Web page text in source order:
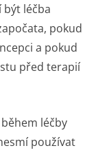
být léčba
pokud
a pokud
před terapií
léčby
používat